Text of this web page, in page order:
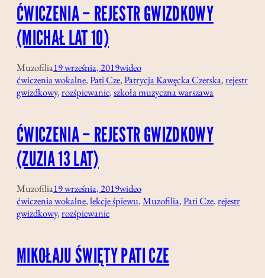
ĆWICZENIA – REJESTR GWIZDKOWY
(MICHAŁ LAT 10)
Muzofilia19 września, 2019wideo
ćwiczenia wokalne, Pati Cze, Patrycja Kawęcka Czerska, rejestr
gwizdkowy, rozśpiewanie, szkoła muzyczna warszawa
ĆWICZENIA – REJESTR GWIZDKOWY
(ZUZIA 13 LAT)
Muzofilia19 września, 2019wideo
ćwiczenia wokalne, lekcje śpiewu, Muzofilia, Pati Cze, rejestr
gwizdkowy, rozśpiewanie
MIKOŁAJU ŚWIĘTY PATI CZE